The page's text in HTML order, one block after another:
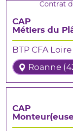
Contrat
CAP
Métiers du
BTP CFA
Roanne
CAP